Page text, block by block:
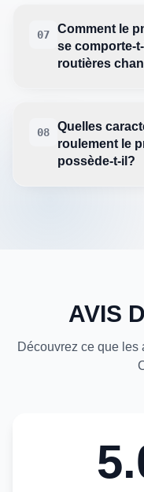
07
Comment le
se comporte-
routières
08
Quelles
roulement le
possède-t-il?
AVIS
Découvrez ce que les